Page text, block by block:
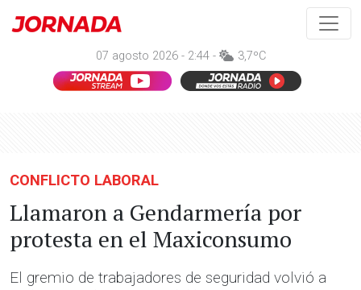
07 agosto 2026 - 2:44 - 3,7ºC
CONFLICTO LABORAL
Llamaron a Gendarmería por
protesta en el Maxiconsumo
El gremio de trabajadores de seguridad volvió a